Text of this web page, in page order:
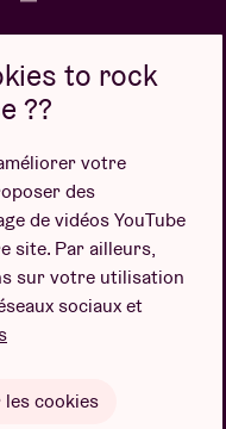
Politique de cookies
to rock
??
votre
des
de vidéos YouTube
site. Par ailleurs,
sur votre utilisation
sociaux et
cookies